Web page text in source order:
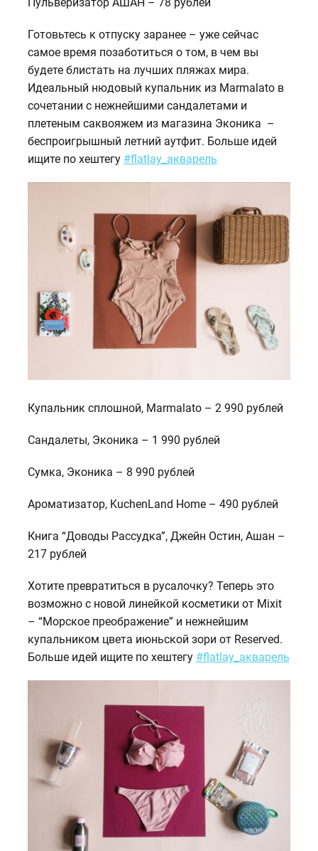
Готовьтесь к отпуску заранее – уже сейчас
самое время позаботиться о том, в чем вы
будете блистать на лучших пляжах мира.
Идеальный нюдовый купальник из Marmalato в
сочетании с нежнейшими сандалетами и
плетеным саквояжем из магазина Эконика –
беспроигрышный летний аутфит. Больше идей
ищите по хештегу #flatlay_акварель
Купальник сплошной, Marmalato – 2 990 рублей
Сандалеты, Эконика – 1 990 рублей
Сумка, Эконика – 8 990 рублей
Ароматизатор, KuchenLand Home – 490 рублей
Книга “Доводы Рассудка”, Джейн Остин, Ашан –
217 рублей
Хотите превратиться в русалочку? Теперь это
возможно с новой линейкой косметики от Mixit
– “Морское преображение” и нежнейшим
купальником цвета июньской зори от Reserved.
Больше идей ищите по хештегу #flatlay_акварель